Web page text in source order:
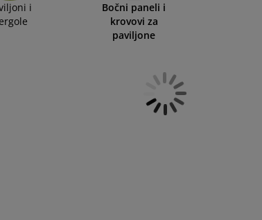
i
Bočni paneli i
krovovi za
paviljone